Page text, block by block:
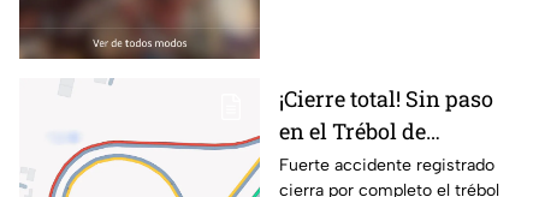
¡Cierre total! Sin paso
en el Trébol de
Irapuato; toma estas
Fuerte accidente registrado
cierra por completo el trébol